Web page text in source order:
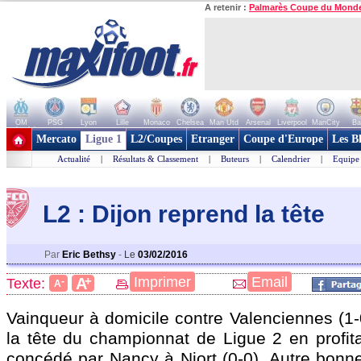
A retenir : Palmarès Coupe du
OM PSG Lyon Lille Monaco Chelsea Man Utd Arsenal Liverpool ManCity
+ de clubs
Mercato Ligue 1 L2/Coupes Etranger Coupe d'Europe Les
Actualité | Résultats & Classement | Buteurs | Calendrier | Equipe
L2 : Dijon reprend la tête
Par Eric Bethsy - Le 03/02/2016
Texte: A- A+ Imprimer Email
Vainqueur à domicile contre Valenciennes
la tête du championnat de Ligue 2 en
Equipe
1
Dijon 48 24 14 6 4 41 19
Nancy 47 24 13 8 3